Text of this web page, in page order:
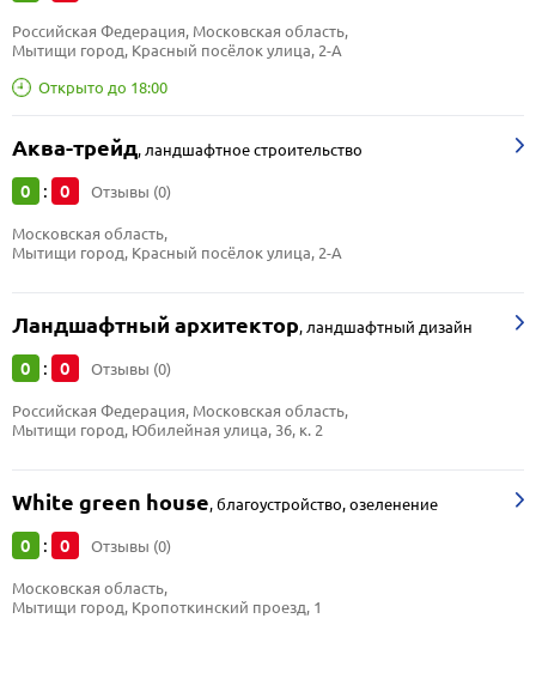
Открыто до 18:00
Российская Федерация, Московская область,
Мытищи город, Красный посёлок улица, 2-А
Аква-трейд,ландшафтное строительство
0 : 0 Отзывы (0)
Московская область,
Мытищи город, Красный посёлок улица, 2-А
Ландшафтный архитектор,ландшафтный дизайн
0 : 0 Отзывы (0)
Российская Федерация, Московская область,
Мытищи город, Юбилейная улица, 36, к. 2
White green house,благоустройство, озеленение
0 : 0 Отзывы (0)
Московская область,
Мытищи город, Кропоткинский проезд, 1